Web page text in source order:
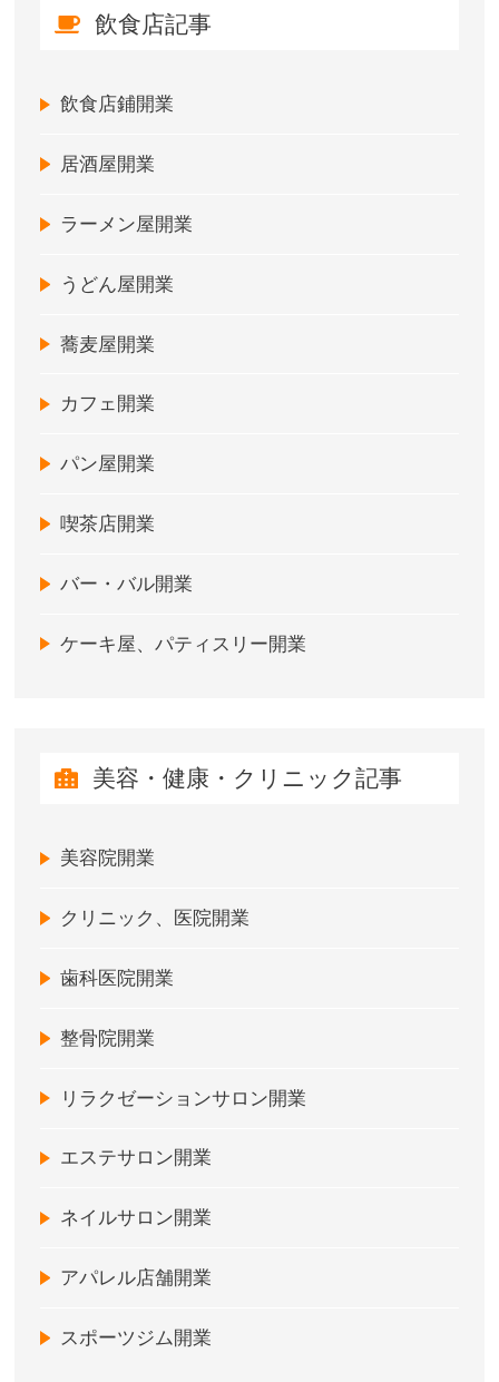
飲食店記事
飲食店鋪開業
居酒屋開業
ラーメン屋開業
うどん屋開業
蕎麦屋開業
カフェ開業
パン屋開業
喫茶店開業
バー・バル開業
ケーキ屋、パティスリー開業
美容・健康・クリニック記事
美容院開業
クリニック、医院開業
歯科医院開業
整骨院開業
リラクゼーションサロン開業
エステサロン開業
ネイルサロン開業
アパレル店舗開業
スポーツジム開業